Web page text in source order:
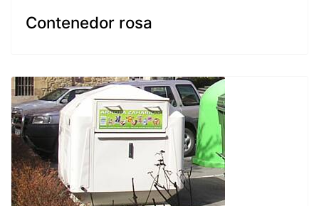
Contenedor rosa